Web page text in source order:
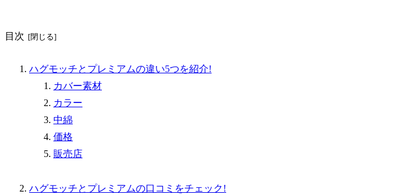
目次
ハグモッチとプレミアムの違い5つを紹介!
カバー素材
カラー
中綿
価格
販売店
ハグモッチとプレミアムの口コミをチェック!